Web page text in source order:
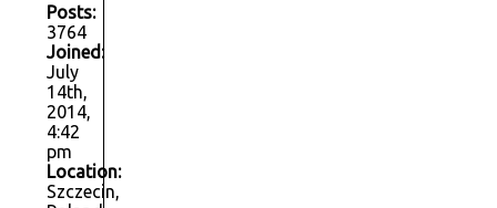
Posts:
3764
Joined:
July
14th,
2014,
4:42
pm
Location:
Szczecin,